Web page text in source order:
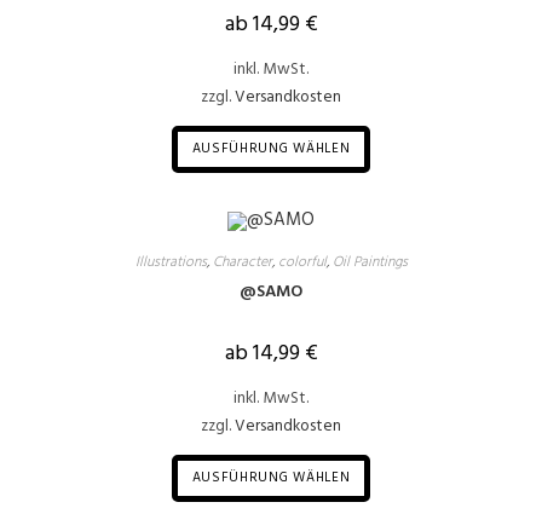
ab14,99€
inkl. MwSt.
zzgl.Versandkosten
AUSFÜHRUNG WÄHLEN
Illustrations, Character, colorful, Oil Paintings
@SAMO
ab14,99€
inkl. MwSt.
zzgl.Versandkosten
AUSFÜHRUNG WÄHLEN